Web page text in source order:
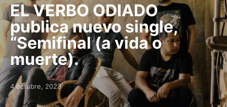
EL VERBO ODIADO
publica nuevo single,
“Semifinal (a vida o
muerte).
Posted on
4 octubre, 2023